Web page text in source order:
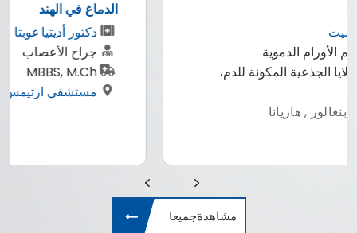
جراح الأعصاب
MBBS, M.Ch
مشاهدةجميعا